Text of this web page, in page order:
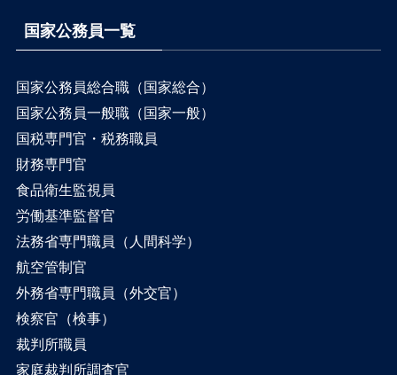
国家公務員一覧
国家公務員総合職（国家総合）
国家公務員一般職（国家一般）
国税専門官・税務職員
財務専門官
食品衛生監視員
労働基準監督官
法務省専門職員（人間科学）
航空管制官
外務省専門職員（外交官）
検察官（検事）
裁判所職員
家庭裁判所調査官